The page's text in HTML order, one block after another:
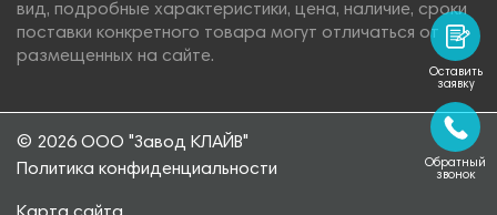
вид, подробные характеристики, цена, наличие, сроки
поставки конкретного товара могут отличаться от
размещенных на сайте.
© 2026 ООО "Завод КЛАЙВ"
Политика конфиденциальности
Оставить
заявку
Обратный
звонок